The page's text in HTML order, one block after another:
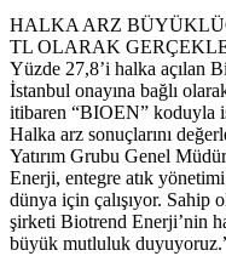
HALKA ARZ
TL OLARAK
Yüzde 27,8’i halka açılan
İstanbul onayına bağlı
itibaren “BIOEN” koduyla
Halka arz sonuçlarını
Yatırım Grubu Genel
Enerji, entegre atık
dünya için çalışıyor. Sahip
şirketi Biotrend Enerji’nin
büyük mutluluk